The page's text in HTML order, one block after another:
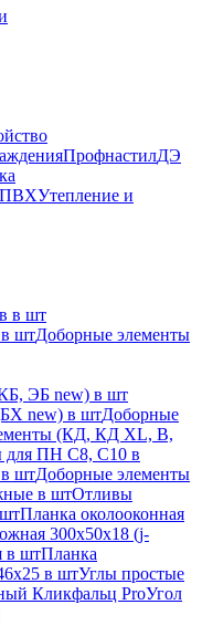
ПрофнастилДЭ
ПВХУтепление и
в шт
в штДоборные элементы
ЭБ new) в шт
new) в штДоборные
(КД, КД XL, В,
для ПН С8, С10 в
штДоборные элементы
в штОтливы
Планка околооконная
300х50х18 (j-
в штПланка
в штУглы простые
Кликфальц ProУгол